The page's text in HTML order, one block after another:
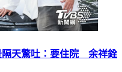
隔天驚吐：要住院 余祥銓